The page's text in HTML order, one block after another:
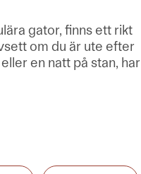
gator, finns ett rikt
om du är ute efter
en natt på stan, har